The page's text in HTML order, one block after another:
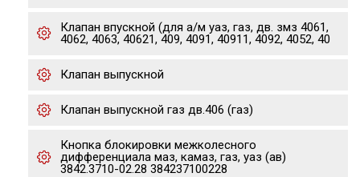
Клапан впускной (для а/м уаз, газ, дв. змз 4061,
4062, 4063, 40621, 409, 4091, 40911, 4092, 4052, 40
Клапан выпускной
Клапан выпускной газ дв.406 (газ)
Кнопка блокировки межколесного
дифференциала маз, камаз, газ, уаз (ав)
3842.3710-02.28 384237100228